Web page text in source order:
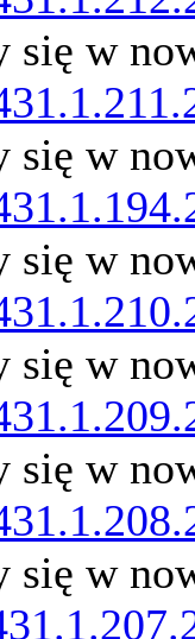
się w
się w
się w
się w
się w
się w